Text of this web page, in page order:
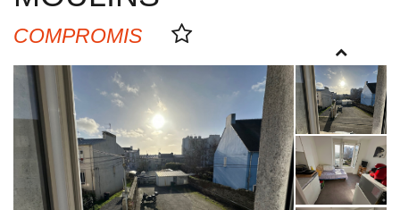
Transactions immobilières
Gestion locative
Experts locaux
Nous contacter
Gestion Locative
COMPROMIS